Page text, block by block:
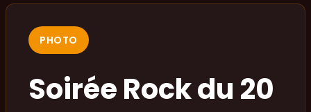
PHOTO
Soirée Rock du 20